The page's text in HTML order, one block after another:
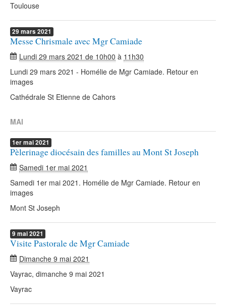
Toulouse
29 mars 2021
Messe Chrismale avec Mgr Camiade
Lundi 29 mars 2021 de 10h00 à 11h30
Lundi 29 mars 2021 - Homélie de Mgr Camiade. Retour en
images
Cathédrale St Etienne de Cahors
MAI
1ermai2021
Pèlerinage diocésain des familles au Mont St Joseph
Samedi 1er mai 2021
Samedi 1er mai 2021. Homélie de Mgr Camiade. Retour en
images
Mont St Joseph
9 mai2021
Visite Pastorale de Mgr Camiade
Dimanche 9 mai 2021
Vayrac, dimanche 9 mai 2021
Vayrac